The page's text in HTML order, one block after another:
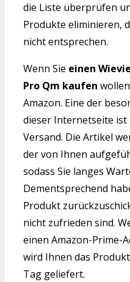
die Liste überprüfen
Produkte eliminieren,
nicht entsprechen.
Wenn Sie einen
Pro Qm kaufen
Amazon. Eine der
dieser Internetseite ist
Versand. Die Artikel
der von Ihnen
sodass Sie langes
Dementsprechend
Produkt
nicht zufrieden sind.
einen Amazon-Prime-
wird Ihnen das
Tag geliefert.